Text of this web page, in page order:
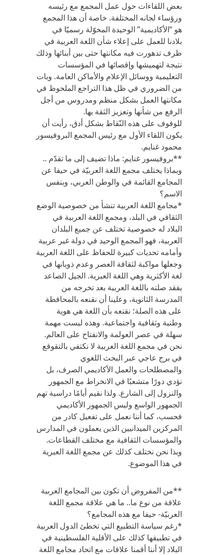
بعض اللقاءات حول عمل المجمع مع رئيسه
ورؤساء لجانه المختلفة. خاصة أن هذا المجمع
هو “الأكاديمية” الوحيدة المخوّلة رسميّا في
بلادنا للعمل على إعلاء شأن اللغة العربية في
ظرف تدهورت فيه مكانتها حتى بين أبنائها وذلك
نتيجة لتهميشها وإقصائها في المؤسسات
التعليمية ووسائل الإعلام والأماكن العامة. وبات
من الضروري في ظل هذا التراجع الملحوظ في
مكانتها العمل بشكل منظم ومدروس من أجل
الرفع من شأنها وتعزيز الثقة بها.
للوقوف على هذه النّقاط بشكل أدق، رأيت أن
يكون اللقاء الأول مع رئيس المجمع البروفيسور
محمود غنايم.
**بروفيسور غنايم: ماذا تضيف إلى ما تقدّم ..
وبماذا يختلف مجمع اللغة العربيّة في حيفا عن
المجامع القائمة في والوطن العربي، وبنفس
الاسم؟
*مجامع اللغة العربية تنشأ من خصوصية الوضع
الثقافي في البلد، ومجمع اللغة العربية في
البلاد له خصوصية تختلف عن جميع البلدان
العربية، فهو المجمع الوحيد في دولة غير عربية
وأمامه تحديات كبيرة للحفاظ على اللغة العربية
وجعلها مواكبة لثقافة العصر وعدم ذوبانها في
لغة الأكثرية وهي اللغة العبرية. الجيل الصاعد
يفقد صلته باللغة العربية بعد تخرجه من
المدرسة الثانوية، وعلينا أن نقنعه بالمحافظة
على هذه الصلة؛ نقنعه بأن اللغة هي هوية
وطنية وثقافية واجتماعية. وهذه ليست مهمة
سهلة في عصر العولمة والانفتاح على العالم.
نحن في مجمع اللغة العربية لا نكتفي بالتقوقع
في برج عاجي عبر البحث اللغوي
والمصطلحات والعمل الأكاديمي الصرف، بل
نؤدي دورًا متشعبًا في الانخراط مع الجمهور
والنزول إلى الشارع. ولذا نقيم أيامًا دراسية تهم
الجمهور الواسع وليس الجمهور الأكاديمي
فحسب، كما أننا نعمل على تفعيل كادر من
المركزين الميدانيين الذين يعملون في المدارس
والمؤسسات الثقافية مع مختلف القطاعات.
وبذا نحن نختلف كذلك عن مجمع اللغة العبرية
في هذا الموضوع.
**من المفروض أن تكون بين المجامع العربية
علاقة من نوع ما.. ما هي علاقة مجمع اللغة
العربيّة- حيفا مع هذه المجامع؟
*رغم سياسة التطبيع التي تخطئ الدول العربية
في تطبيقها كذلك على الأقلية الفلسطينية في
البلاد إلا أننا أقمنا علاقات مع اتحاد مجامع اللغة